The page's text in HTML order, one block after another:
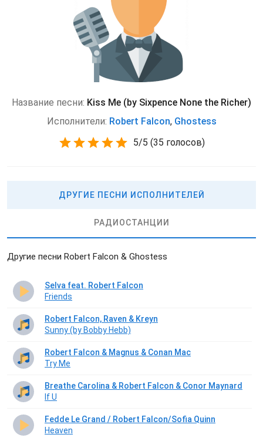
Название песни: Kiss Me (by Sixpence None the Richer)
Исполнители: Robert Falcon, Ghostess
5/5 (35 голосов)
ДРУГИЕ ПЕСНИ ИСПОЛНИТЕЛЕЙ
РАДИОСТАНЦИИ
Другие песни Robert Falcon & Ghostess
Selva feat. Robert Falcon
Friends
Robert Falcon, Raven & Kreyn
Sunny (by Bobby Hebb)
Robert Falcon & Magnus & Conan Mac
Try Me
Breathe Carolina & Robert Falcon & Conor Maynard
If U
Fedde Le Grand / Robert Falcon/Sofia Quinn
Heaven